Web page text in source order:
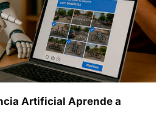
Artificial Aprende a